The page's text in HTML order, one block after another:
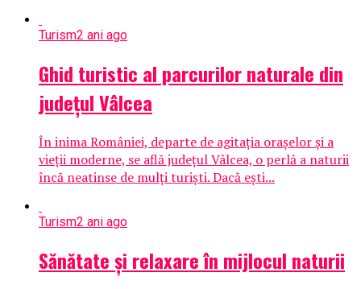
Turism2 ani ago
Ghid turistic al parcurilor naturale din
judeţul Vâlcea
În inima României, departe de agitația orașelor și a
vieții moderne, se află județul Vâlcea, o perlă a naturii
încă neatinse de mulți turiști. Dacă ești...
Turism2 ani ago
Sănătate și relaxare în mijlocul naturii